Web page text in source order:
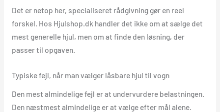
Det er netop her, specialiseret rådgivning gør en reel
forskel. Hos Hjulshop.dk handler det ikke om at sælge det
mest generelle hjul, men om at finde den løsning, der
passer til opgaven.
Typiske fejl, når man vælger låsbare hjul til vogn
Den mest almindelige fejl er at undervurdere belastningen.
Den næstmest almindelige er at vælge efter mål alene.